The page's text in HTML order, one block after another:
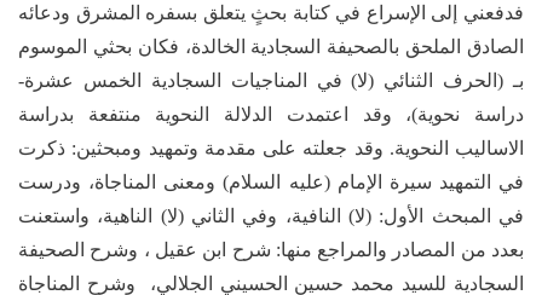
فدفعني إلى الإسراع في كتابة بحثٍ يتعلق بسفره المشرق ودعائه
الصادق الملحق بالصحيفة السجادية الخالدة، فكان بحثي الموسوم
بـ (الحرف الثنائي (لا) في المناجيات السجادية الخمس عشرة-
دراسة نحوية)، وقد اعتمدت الدلالة النحوية منتفعة بدراسة
الاساليب النحوية. وقد جعلته على مقدمة وتمهيد ومبحثين: ذكرت
في التمهيد سيرة الإمام (عليه السلام) ومعنى المناجاة، ودرست
في المبحث الأول: (لا) النافية، وفي الثاني (لا) الناهية، واستعنت
بعدد من المصادر والمراجع منها: شرح ابن عقيل ، وشرح الصحيفة
السجادية للسيد محمد حسين الحسيني الجلالي، وشرح المناجاة